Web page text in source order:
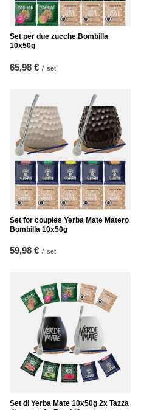
Set per due zucche Bombilla
10x50g
65,98 € / set
Set for couples Yerba Mate Matero
Bombilla 10x50g
59,98 € / set
Set di Yerba Mate 10x50g 2x Tazza